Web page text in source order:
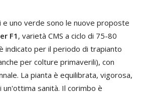
e uno verde sono le nuove proposte
F1 , varietà CMS a ciclo di 75-80
indicato per il periodo di trapianto
per colture primaverili), con
La pianta è equilibrata, vigorosa,
sanità. Il corimbo è